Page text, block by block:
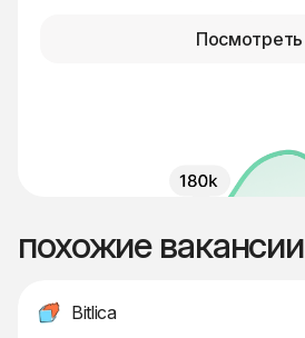
Посмотреть
похожие вакансии
Bitlica